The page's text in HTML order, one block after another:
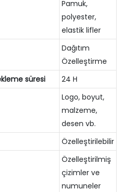
Pamuk,
polyester,
elastik lifler
Dağıtım
Özelleştirme
süresi 24 H
Logo, boyut,
malzeme,
desen vb.
Özelleştirilebilir
Özelleştirilmiş
çizimler ve
numuneler